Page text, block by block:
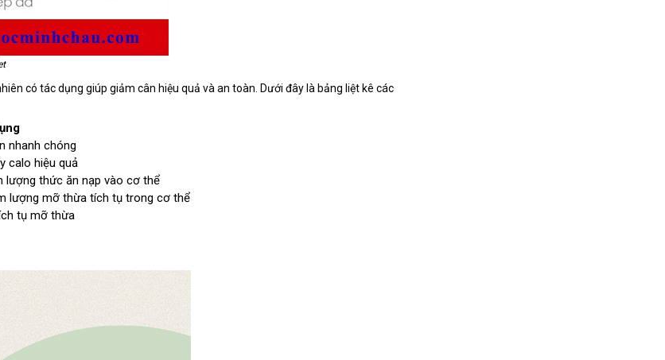
có tác dụng giúp giảm cân hiệu quả và an toàn. Dưới đây là bảng liệt kê các
nhanh chóng
calo hiệu quả
lượng thức ăn nạp vào cơ thể
lượng mỡ thừa tích tụ trong cơ thể
tụ mỡ thừa